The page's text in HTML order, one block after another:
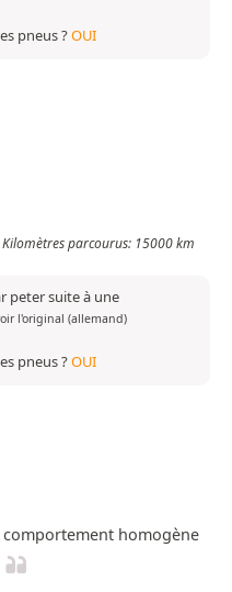
pneus ?OUI
parcourus: 15000 km
peter suite à une
l'original (allemand)
pneus ?OUI
homogène